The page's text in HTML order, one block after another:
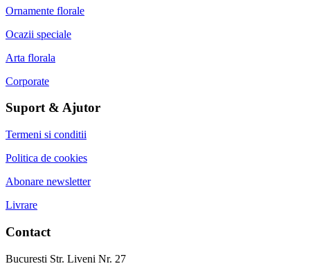
Ornamente florale
Ocazii speciale
Arta florala
Corporate
Suport & Ajutor
Termeni si conditii
Politica de cookies
Abonare newsletter
Livrare
Contact
Bucuresti Str. Liveni Nr. 27